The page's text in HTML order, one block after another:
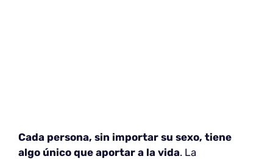
Cada persona, sin importar su sexo, tiene
algo único que aportar a la vida. La